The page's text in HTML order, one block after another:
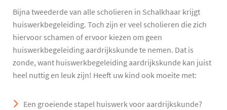
Bijna tweederde van alle scholieren in Schalkhaar krijgt
huiswerkbegeleiding. Toch zijn er veel scholieren die zich
hiervoor schamen of ervoor kiezen om geen
huiswerkbegeleiding aardrijkskunde te nemen. Dat is
zonde, want huiswerkbegeleiding aardrijkskunde kan juist
heel nuttig en leuk zijn! Heeft uw kind ook moeite met:
Een groeiende stapel huiswerk voor aardrijkskunde?